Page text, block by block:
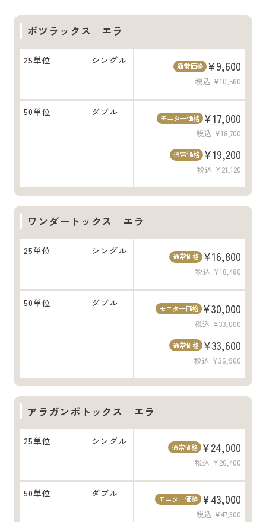
ボツラックス エラ
25単位 シングル
通常価格 ¥9,600
税込 ¥10,560
50単位 ダブル
モニター価格 ¥17,000
税込 ¥18,700
通常価格 ¥19,200
税込 ¥21,120
ワンダートックス エラ
25単位 シングル
通常価格 ¥16,800
税込 ¥18,480
50単位 ダブル
モニター価格 ¥30,000
税込 ¥33,000
通常価格 ¥33,600
税込 ¥36,960
アラガンボトックス エラ
25単位 シングル
通常価格 ¥24,000
税込 ¥26,400
50単位 ダブル
モニター価格 ¥43,000
税込 ¥47,300